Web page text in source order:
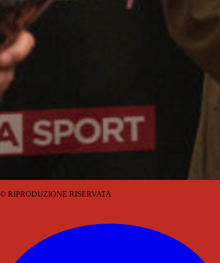
© RIPRODUZIONE RISERVATA